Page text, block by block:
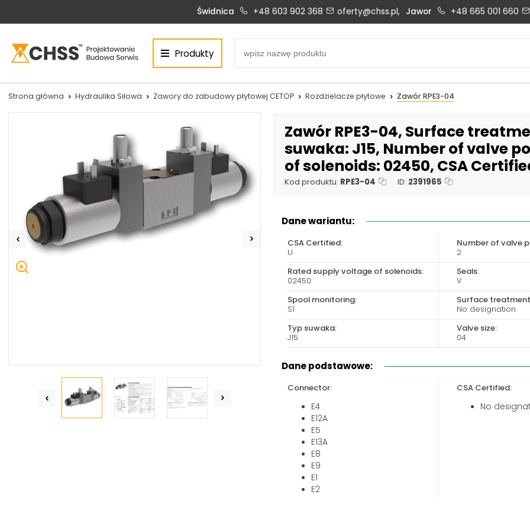
Centrum Hydrauliki Siłowej Świdnica
CHSS.PL DAWID WOŹNY
Biuro obsługi klienta:
+48 603 902 368
+48 603 902 368
Siłowniki:
+48 690 884 272
silowniki@chss.pl
+48 536 202 250
+48 609 877 288
serwis@chss.pl
Uszczelnienia techniczne:
+48 669 834 274
Magazyn 24H:
Biuro obsługi klienta:
+48 535 424 483
+48 665 001 660
jawor@chss.pl
Magazyn 24H:
+48 665 001 770
Świdnica +48 603 902 368 oferty@chss.pl, Jawor +48 665 001 660
Produkty
Strona główna Hydraulika Siłowa Zawory do zabudowy płytowej CETOP Rozdzielacze płytowe Zawór RPE3-04
Zawór RPE3-04, Surface
suwaka: J15, Number of valve
of solenoids: 02450, CSA
Kod produktu: RPE3-04 ID: 2391965
Dane wariantu:
CSA Certified:
U
Number of valve
2
Rated supply voltage of solenoids:
02450
Seals:
V
Spool monitoring:
S1
Surface
No designation
Typ suwaka:
J15
Valve size:
04
Dane podstawowe:
Connector:
E4
E12A
E5
E13A
E8
E9
E1
E2
CSA Certified:
No